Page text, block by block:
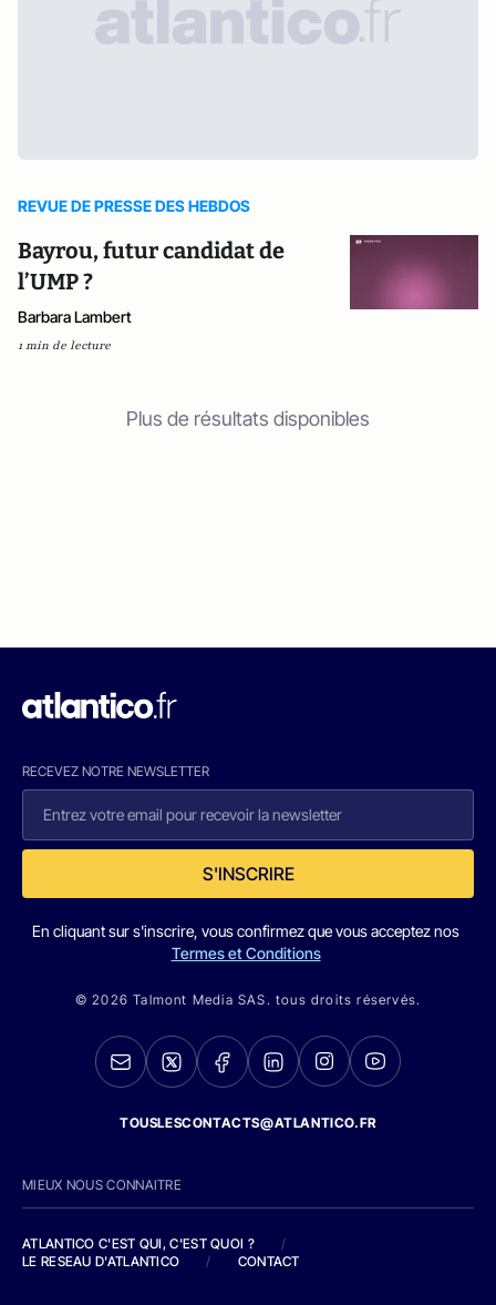
REVUE DE PRESSE DES HEBDOS
Bayrou, futur candidat de
l’UMP ?
Barbara Lambert
1 min de lecture
Plus de résultats disponibles
RECEVEZ NOTRE NEWSLETTER
S'INSCRIRE
En cliquant sur s'inscrire, vous confirmez que vous acceptez nos
Termes et Conditions
© 2026 Talmont Media SAS. tous droits réservés.
TOUSLESCONTACTS@ATLANTICO.FR
MIEUX NOUS CONNAITRE
ATLANTICO C'EST QUI, C'EST QUOI ?
/
LE RESEAU D'ATLANTICO
/ CONTACT